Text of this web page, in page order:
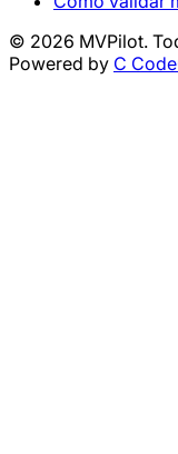
© 2026 MVPilot.
Powered by C